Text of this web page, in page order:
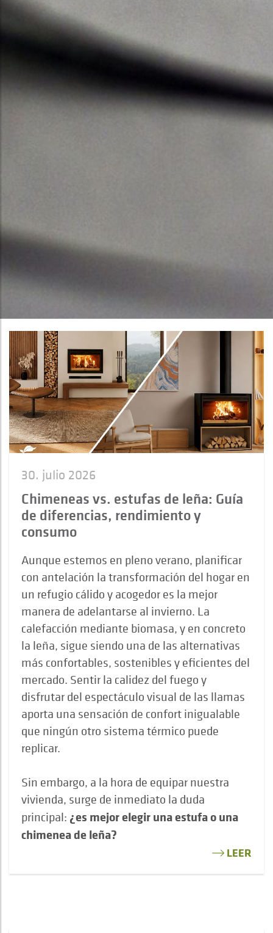
30. julio 2026
Chimeneas vs. estufas de leña: Guía
de diferencias, rendimiento y
consumo
Aunque estemos en pleno verano, planificar
con antelación la transformación del hogar en
un refugio cálido y acogedor es la mejor
manera de adelantarse al invierno. La
calefacción mediante biomasa, y en concreto
la leña, sigue siendo una de las alternativas
más confortables, sostenibles y eficientes del
mercado. Sentir la calidez del fuego y
disfrutar del espectáculo visual de las llamas
aporta una sensación de confort inigualable
que ningún otro sistema térmico puede
replicar.
Sin embargo, a la hora de equipar nuestra
vivienda, surge de inmediato la duda
principal: ¿es mejor elegir una estufa o una
chimenea de leña?
LEER